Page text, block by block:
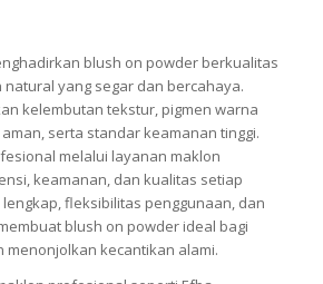
blush on powder berkualitas
yang segar dan bercahaya.
kelembutan tekstur, pigmen warna
serta standar keamanan tinggi.
melalui layanan maklon
keamanan, dan kualitas setiap
fleksibilitas penggunaan, dan
blush on powder ideal bagi
menonjolkan kecantikan alami.